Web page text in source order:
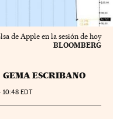
de Apple en la sesión de hoy
BLOOMBERG
GEMA ESCRIBANO
10:48 EDT